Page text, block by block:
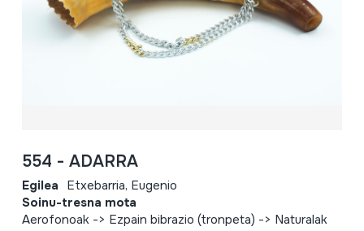
554 - ADARRA
Egilea Etxebarria, Eugenio
Soinu-tresna mota
Aerofonoak -> Ezpain bibrazio (tronpeta) -> Naturalak